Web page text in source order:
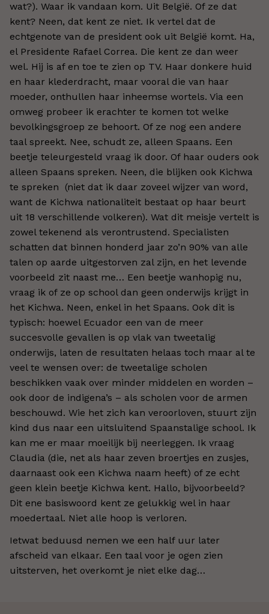
wat?). Waar ik vandaan kom. Uit België. Of ze dat
kent? Neen, dat kent ze niet. Ik vertel dat de
echtgenote van de president ook uit België komt. Ha,
el Presidente Rafael Correa. Die kent ze dan weer
wel. Hij is af en toe te zien op TV. Haar donkere huid
en haar klederdracht, maar vooral die van haar
moeder, onthullen haar inheemse wortels. Via een
omweg probeer ik erachter te komen tot welke
bevolkingsgroep ze behoort. Of ze nog een andere
taal spreekt. Nee, schudt ze, alleen Spaans. Een
beetje teleurgesteld vraag ik door. Of haar ouders ook
alleen Spaans spreken. Neen, die blijken ook Kichwa
te spreken (niet dat ik daar zoveel wijzer van word,
want de Kichwa nationaliteit bestaat op haar beurt
uit 18 verschillende volkeren). Wat dit meisje vertelt is
zowel tekenend als verontrustend. Specialisten
schatten dat binnen honderd jaar zo’n 90% van alle
talen op aarde uitgestorven zal zijn, en het levende
voorbeeld zit naast me… Een beetje wanhopig nu,
vraag ik of ze op school dan geen onderwijs krijgt in
het Kichwa. Neen, enkel in het Spaans. Ook dit is
typisch: hoewel Ecuador een van de meer
succesvolle gevallen is op vlak van tweetalig
onderwijs, laten de resultaten helaas toch maar al te
veel te wensen over: de tweetalige scholen
beschikken vaak over minder middelen en worden –
ook door de indigena’s – als scholen voor de armen
beschouwd. Wie het zich kan veroorloven, stuurt zijn
kind dus naar een uitsluitend Spaanstalige school. Ik
kan me er maar moeilijk bij neerleggen. Ik vraag
Claudia (die, net als haar zeven broertjes en zusjes,
daarnaast ook een Kichwa naam heeft) of ze echt
geen klein beetje Kichwa kent. Hallo, bijvoorbeeld?
Dit ene basiswoord kent ze gelukkig wel in haar
moedertaal. Niet alle hoop is verloren.
Ietwat beduusd nemen we een half uur later
afscheid van elkaar. Een taal voor je ogen zien
uitsterven, het overkomt je niet elke dag…